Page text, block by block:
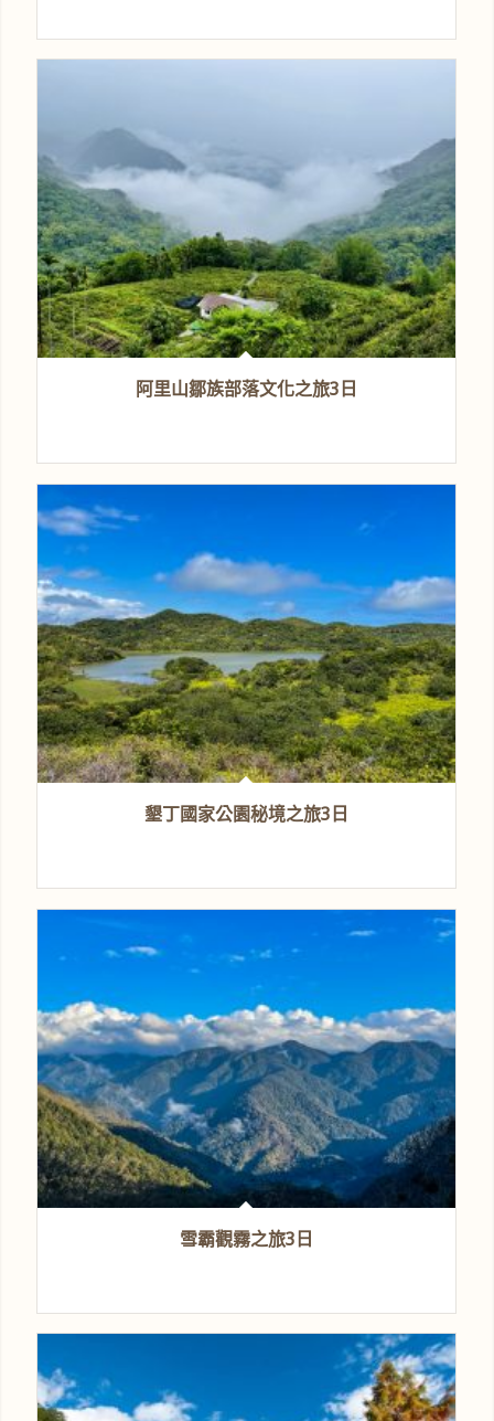
阿里山鄒族部落文化之旅3日
墾丁國家公園秘境之旅3日
雪霸觀霧之旅3日